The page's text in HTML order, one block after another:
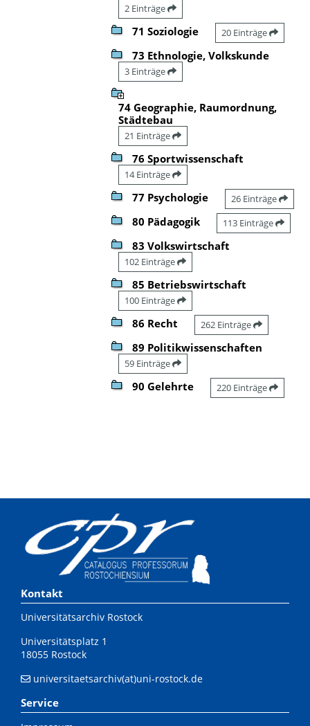
2 Einträge
71 Soziologie 20 Einträge
73 Ethnologie, Volkskunde
3 Einträge
74 Geographie, Raumordnung,
Städtebau
21 Einträge
76 Sportwissenschaft
14 Einträge
77 Psychologie 26 Einträge
80 Pädagogik 113 Einträge
83 Volkswirtschaft
102 Einträge
85 Betriebswirtschaft
100 Einträge
86 Recht 262 Einträge
89 Politikwissenschaften
59 Einträge
90 Gelehrte 220 Einträge
Kontakt
Universitätsarchiv Rostock
Universitätsplatz 1
18055 Rostock
universitaetsarchiv(at)uni-rostock.de
Service